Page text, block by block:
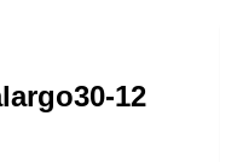
12